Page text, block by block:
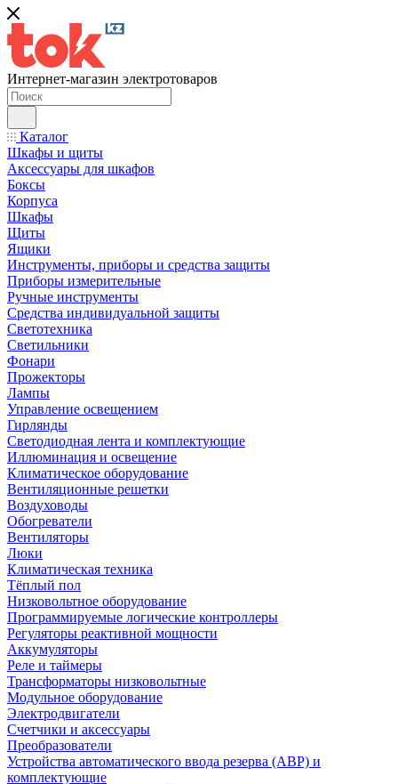
Интернет-магазин электротоваров
Каталог
Шкафы и щиты
Аксессуары для шкафов
Боксы
Корпуса
Шкафы
Щиты
Ящики
Инструменты, приборы и средства защиты
Приборы измерительные
Ручные инструменты
Средства индивидуальной защиты
Светотехника
Светильники
Фонари
Прожекторы
Лампы
Управление освещением
Гирлянды
Светодиодная лента и комплектующие
Иллюминация и освещение
Климатическое оборудование
Вентиляционные решетки
Воздуховоды
Обогреватели
Вентиляторы
Люки
Климатическая техника
Тёплый пол
Низковольтное оборудование
Программируемые логические контроллеры
Регуляторы реактивной мощности
Аккумуляторы
Реле и таймеры
Трансформаторы низковольтные
Модульное оборудование
Электродвигатели
Счетчики и аксессуары
Преобразователи
Устройства автоматического ввода резерва (АВР) и
комплектующие